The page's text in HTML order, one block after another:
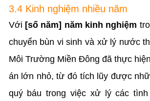
3.4 Kinh nghiệm nhiều năm
Với [số năm] năm kinh nghiệm
chuyển bùn vi sinh và xử lý nước
Môi Trường Miền Đông đã thực
án lớn nhỏ, từ đó tích lũy được
quý báu trong việc xử lý các